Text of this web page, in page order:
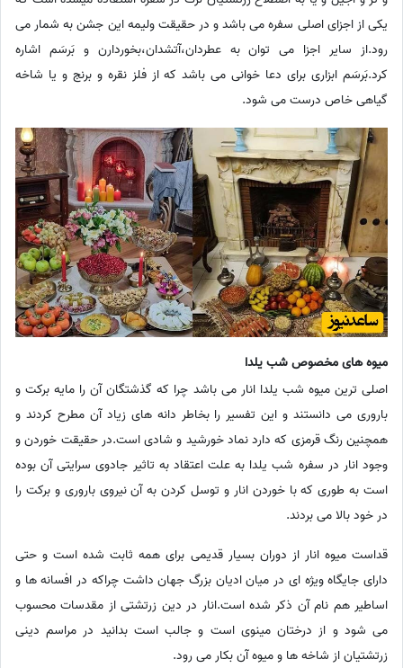
یکی از اجزای اصلی سفره می باشد و در حقیقت ولیمه این جشن به شمار می
رود.از سایر اجزا می توان به عطردان،آتشدان،بخوردارن و بَرسَم اشاره
کرد.بَرسَم ابزاری برای دعا خوانی می باشد که از فلز نقره و برنج و یا شاخه
گیاهی خاص درست می شود.
میوه های مخصوص شب یلدا
اصلی ترین میوه شب یلدا انار می باشد چرا که گذشتگان آن را مایه برکت و
باروری می دانستند و این تفسیر را بخاطر دانه های زیاد آن مطرح کردند و
همچنین رنگ قرمزی که دارد نماد خورشید و شادی است.در حقیقت خوردن و
وجود انار در سفره شب یلدا به علت اعتقاد به تاثیر جادوی سرایتی آن بوده
است به طوری که با خوردن انار و توسل کردن به آن نیروی باروری و برکت را
در خود بالا می بردند.
قداست میوه انار از دوران بسیار قدیمی برای همه ثابت شده است و حتی
دارای جایگاه ویژه ای در میان ادیان بزرگ جهان داشت چراکه در افسانه ها و
اساطیر هم نام آن ذکر شده است.انار در دین زرتشتی از مقدسات محسوب
می شود و از درختان مینوی است و جالب است بدانید در مراسم دینی
زرتشتیان از شاخه ها و میوه آن بکار می رود.